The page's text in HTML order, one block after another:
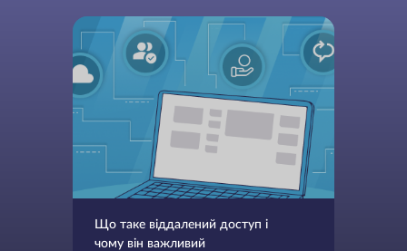
Що таке віддалений доступ і
чому він важливий